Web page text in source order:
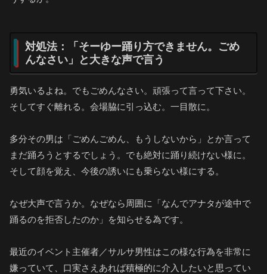
対処法：「そーゆー踊り方できません。ごめ
んなさい」と大きな声で言う
勇気いるよね。でもごめんなさい。頑張って言って下さい。
そしてすぐ離れる。会場脇に引っ込む。一目散に。
多分その男は「ごめんごめん、もうしないから」とか言って
まだ踊ろうとするでしょう。でも絶対に踊り続けない様に。
そして顔を覚え、今後の誘いにも乗らない様にする。
なぜ大声で言うか。なぜなら周囲に「なんでアナタが途中で
踊るのを拒否したのか」を知らせる為です。
最近のイベント主催者／サルサ男性はこの様な行為を非常に
嫌っていて、口実さえあれば積極的に介入したいと思ってい